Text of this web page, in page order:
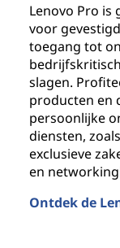
Lenovo Pro is
voor
toegang tot
slagen.
producten en
persoonlijke
diensten,
exclusieve
en
Ontdek de